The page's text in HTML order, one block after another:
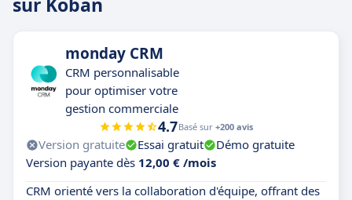
monday CRM
CRM personnalisable
pour optimiser votre
gestion commerciale
4.7Basé sur +200 avis
Version gratuite Essai gratuit
Démo gratuite
Version payante dès 12,00 € /mois
CRM orienté vers la collaboration d'équipe, offrant des